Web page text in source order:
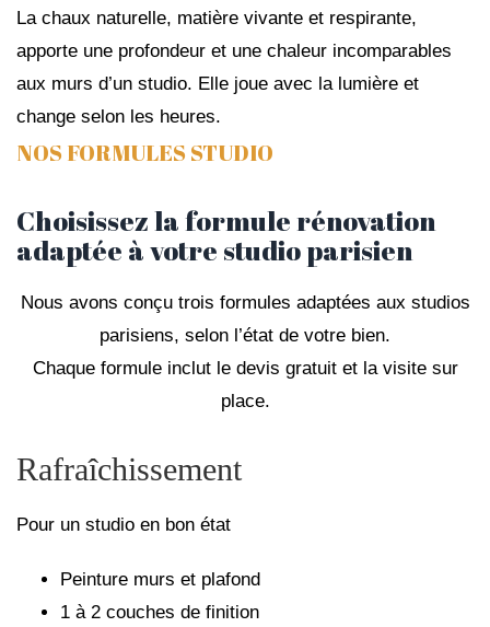
La chaux naturelle, matière vivante et respirante,
apporte une profondeur et une chaleur incomparables
aux murs d’un studio. Elle joue avec la lumière et
change selon les heures.
NOS FORMULES STUDIO
Choisissez la formule rénovation
adaptée à votre studio parisien
Nous avons conçu trois formules adaptées aux studios
parisiens, selon l’état de votre bien.
Chaque formule inclut le devis gratuit et la visite sur
place.
Rafraîchissement
Pour un studio en bon état
Peinture murs et plafond
1 à 2 couches de finition